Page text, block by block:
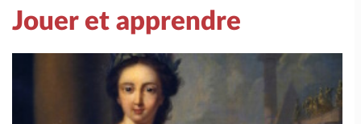
Jouer et apprendre